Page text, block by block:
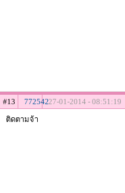
#13 77254227-01-2014 - 08:51:19
ติดตามจ้า